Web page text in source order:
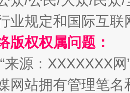
业规定和国际互
版权权属问题：
来源：XXXXXXX
网站拥有管理笔